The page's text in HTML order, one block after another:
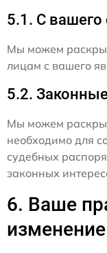
5.1. С вашего
Мы можем
лицам с вашего
5.2.
Мы можем
необходимо для
судебных
законных
6. Ваше